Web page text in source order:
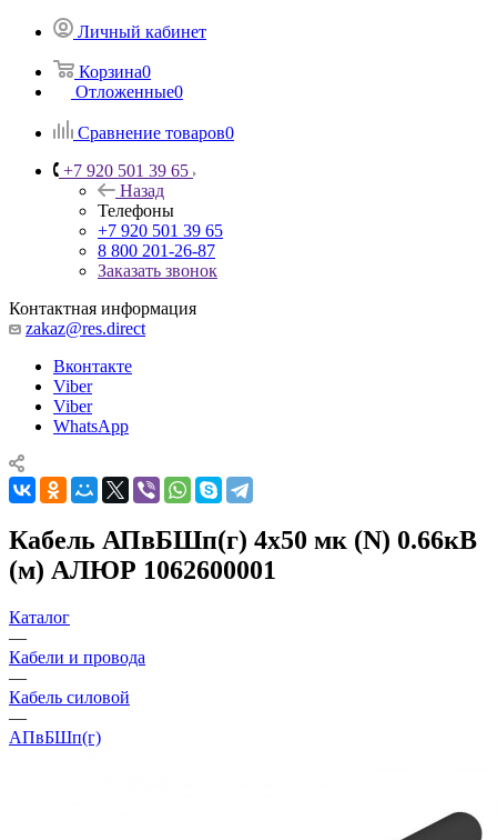
Личный кабинет
Корзина0
Отложенные0
Сравнение товаров0
+7 920 501 39 65
Назад
Телефоны
+7 920 501 39 65
8 800 201-26-87
Заказать звонок
Контактная информация
zakaz@res.direct
Вконтакте
Viber
Viber
WhatsApp
Кабель АПвБШп(г) 4х50 мк (N) 0.66кВ
(м) АЛЮР 1062600001
Каталог
—
Кабели и провода
—
Кабель силовой
—
АПвБШп(г)